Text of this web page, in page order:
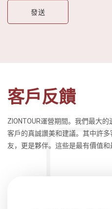
客戶反饋
ZIONTOUR運營期間。我們最大
客戶的真誠讚美和建議。其中許
友，更是夥伴。這些是最有價值和